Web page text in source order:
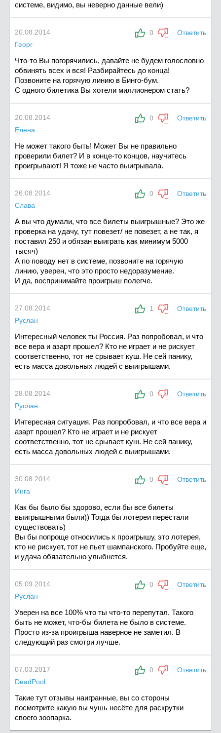
системе, видимо, вы неверно данные вели)
0 Ответить
20.08.2014
Георг
Что-то Вы погорячились, давайте не будем голословно
обвинять всех и вся! Разбирайтесь до конца!
Позвоните на горячую линию в Бинго-бум.
С одного билетика Вы хотели миллионером стать?
0 Ответить
20.08.2014
Елена
Не может такого быть! Может Вы не правильно
проверили билет? И в конце-то концов, научитесь
проигрывают! Я тоже не часто выигрывала.
0 Ответить
26.08.2014
Слава
А вы что думали, что все билеты выигрышные? Это же
проверка на удачу, тут повезет/ не повезет, а не так, я
поставил 250 и обязан выиграть как минимум 5000
тысяч)
А по поводу нет в системе, позвоните на горячую
линию, уверен, что это просто недоразумение.
И да, воспринимайте проигрыш полегче.
1 Ответить
27.08.2014
Руслан
Интересный человек ты Россия. Раз попробовал, и что
все вера и азарт прошел? Кто не играет и не рискует
соответственно, тот не срывает куш. Не сей панику,
есть масса довольных людей с выигрышами.
0 Ответить
28.08.2014
Руслан
Интересная ситуация. Раз попробовал, и что все вера и
азарт прошел? Кто не играет и не рискует
соответственно, тот не срывает куш. Не сей панику,
есть масса довольных людей с выигрышами.
0 Ответить
30.08.2014
Инга
Как бы было бы здорово, если бы все билеты
выигрышными были)) Тогда бы лотереи перестали
существовать)
Вы бы попроще относились к проигрышу, это лотерея,
кто не рискует, тот не пьет шампанского. Пробуйте еще,
и удача обязательно улыбнется.
0 Ответить
05.09.2014
Руслан
Уверен на все 100% что ты что-то перепутал. Такого
быть не может, что-бы билета не было в системе.
Просто из-за проигрыша наверное не заметил. В
следующий раз смотри лучше.
0 Ответить
07.03.2017
DeadPool
Такие тут отзывы наигранные, вы со стороны
посмотрите какую вы чушь несёте для раскрутки
своего зоопарка.